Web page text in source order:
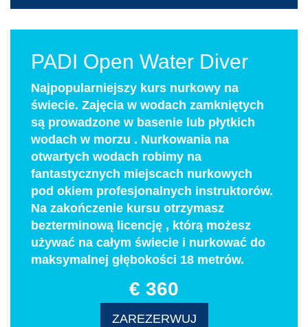
PADI Open Water Diver
Najpopularniejszy kurs nurkowy na
świecie. Zajęcia w wodach zamkniętych
są prowadzone w basenie lub płytkich
wodach w morzu . Nurkowania na
otwartych wodach robimy na
fantastycznych miejscach nurkowych
pod okiem profesjonalnych instruktorów.
Na zakończenie kursu otrzymasz
bezterminową licencję , którą możesz
używać na całym świecie i nurkować do
maksymalnej głębokości 18 metrów.
€ 360
ZAREZERWUJ